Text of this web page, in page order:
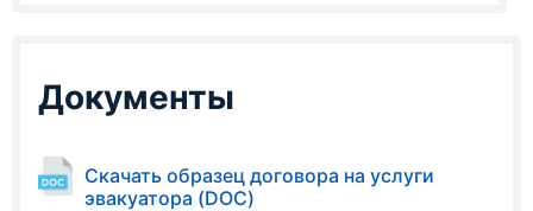
Документы
Скачать образец договора на услуги
эвакуатора (DOC)